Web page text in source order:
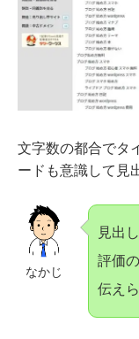
文字数の都合でタ
ードも意識して見
なかじ
見出
評価
伝え